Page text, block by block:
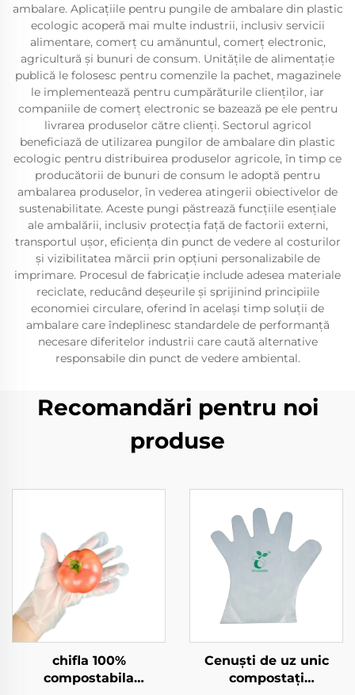
ambalare. Aplicațiile pentru pungile de ambalare din plastic
ecologic acoperă mai multe industrii, inclusiv servicii
alimentare, comerț cu amănuntul, comerț electronic,
agricultură și bunuri de consum. Unitățile de alimentație
publică le folosesc pentru comenzile la pachet, magazinele
le implementează pentru cumpărăturile clienților, iar
companiile de comerț electronic se bazează pe ele pentru
livrarea produselor către clienți. Sectorul agricol
beneficiază de utilizarea pungilor de ambalare din plastic
ecologic pentru distribuirea produselor agricole, în timp ce
producătorii de bunuri de consum le adoptă pentru
ambalarea produselor, în vederea atingerii obiectivelor de
sustenabilitate. Aceste pungi păstrează funcțiile esențiale
ale ambalării, inclusiv protecția față de factorii externi,
transportul ușor, eficiența din punct de vedere al costurilor
și vizibilitatea mărcii prin opțiuni personalizabile de
imprimare. Procesul de fabricație include adesea materiale
reciclate, reducând deșeurile și sprijinind principiile
economiei circulare, oferind în același timp soluții de
ambalare care îndeplinesc standardele de performanță
necesare diferitelor industrii care caută alternative
responsabile din punct de vedere ambiental.
Recomandări pentru noi
produse
chifla 100%
compostabila
Cenuști de uz unic
compostați